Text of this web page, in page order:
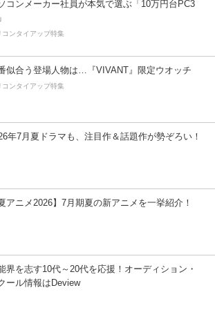
コンメーカー社員が本気で選ぶ「10万円台PC3
コンタイアップ特集
似合う登場人物は…『VIVANT』限定ウオッチ
コンタイアップ特集
年7月夏ドラマも、注目作＆話題作が勢ぞろい！
夏アニメ2026】7月期夏の新アニメを一挙紹介！
界を志す10代～20代を応援！オーディション・
ール情報はDeview